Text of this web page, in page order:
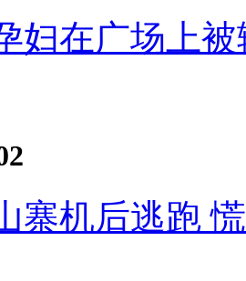
妇在广场上
寨机后逃跑